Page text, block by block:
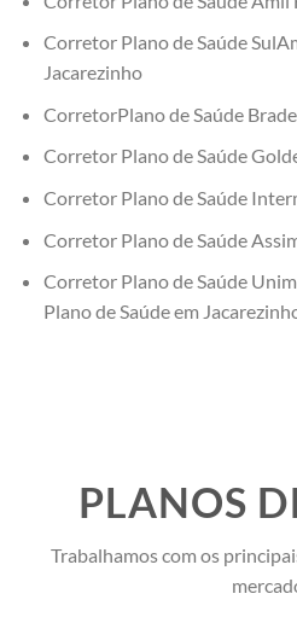
Corretor Plano de Saúde
Jacarezinho
CorretorPlano de Saúde
Corretor Plano de Saúde
Corretor Plano de Saúde
Corretor Plano de Saúde
Corretor Plano de Saúde
Plano de Saúde em
PLANOS
Trabalhamos com os